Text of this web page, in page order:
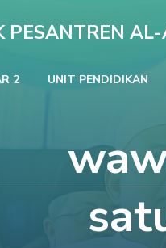
PESANTREN
2 UNIT PENDIDIKAN